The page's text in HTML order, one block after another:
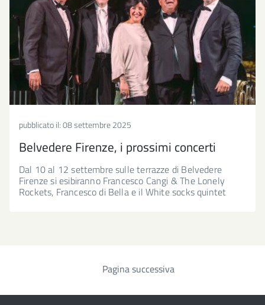
pubblicato il:08 settembre 2025
Belvedere Firenze, i prossimi concerti
Dal 10 al 12 settembre sulle terrazze di Belvedere
Firenze si esibiranno Francesco Cangi & The Lonely
Rockets, Francesco di Bella e il White socks quintet
Pagina successiva